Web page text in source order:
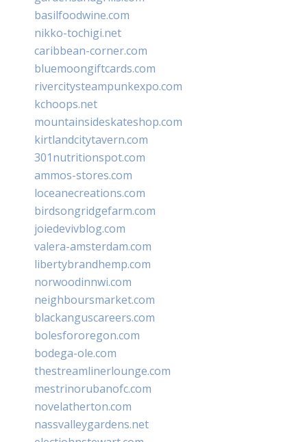
basilfoodwine.com
nikko-tochigi.net
caribbean-corner.com
bluemoongiftcards.com
rivercitysteampunkexpo.com
kchoops.net
mountainsideskateshop.com
kirtlandcitytavern.com
301nutritionspot.com
ammos-stores.com
loceanecreations.com
birdsongridgefarm.com
joiedevivblog.com
valera-amsterdam.com
libertybrandhemp.com
norwoodinnwi.com
neighboursmarket.com
blackanguscareers.com
bolesfororegon.com
bodega-ole.com
thestreamlinerlounge.com
mestrinorubanofc.com
novelatherton.com
nassvalleygardens.net